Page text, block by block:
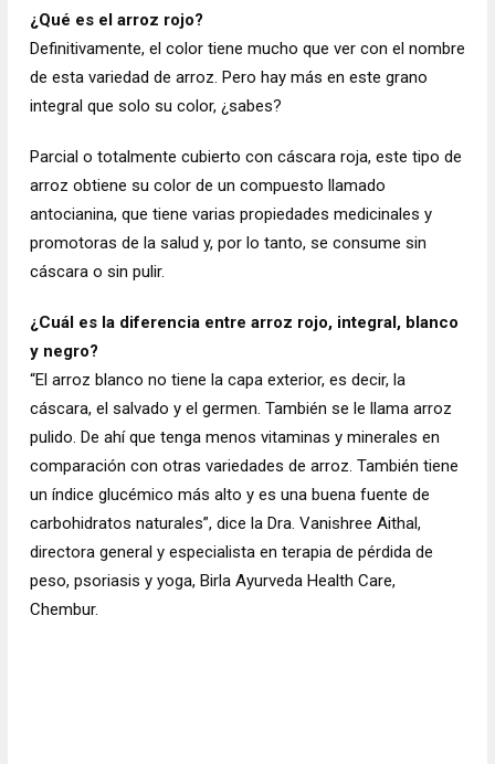
¿Qué es el arroz rojo?
Definitivamente, el color tiene mucho que ver con el nombre
de esta variedad de arroz. Pero hay más en este grano
integral que solo su color, ¿sabes?
Parcial o totalmente cubierto con cáscara roja, este tipo de
arroz obtiene su color de un compuesto llamado
antocianina, que tiene varias propiedades medicinales y
promotoras de la salud y, por lo tanto, se consume sin
cáscara o sin pulir.
¿Cuál es la diferencia entre arroz rojo, integral, blanco
y negro?
“El arroz blanco no tiene la capa exterior, es decir, la
cáscara, el salvado y el germen. También se le llama arroz
pulido. De ahí que tenga menos vitaminas y minerales en
comparación con otras variedades de arroz. También tiene
un índice glucémico más alto y es una buena fuente de
carbohidratos naturales”, dice la Dra. Vanishree Aithal,
directora general y especialista en terapia de pérdida de
peso, psoriasis y yoga, Birla Ayurveda Health Care,
Chembur.